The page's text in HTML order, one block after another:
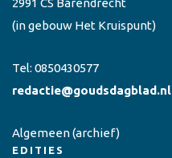
(in gebouw Het Kruispunt)
Tel: 0850430577
redactie@goudsdagblad.nl
Algemeen(archief)
EDITIES